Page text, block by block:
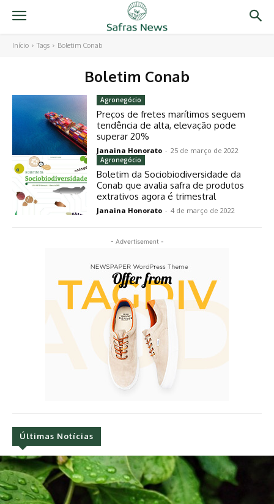
Início Tags Boletim Conab
Boletim Conab
- Advertisement -
Últimas Notícias
Agronegócio
Preços de fretes marítimos seguem
tendência de alta, elevação pode
superar 20%
Janaina Honorato - 25 de março de 2022
Agronegócio
Boletim da Sociobiodiversidade da
Conab que avalia safra de produtos
extrativos agora é trimestral
Janaina Honorato - 4 de março de 2022